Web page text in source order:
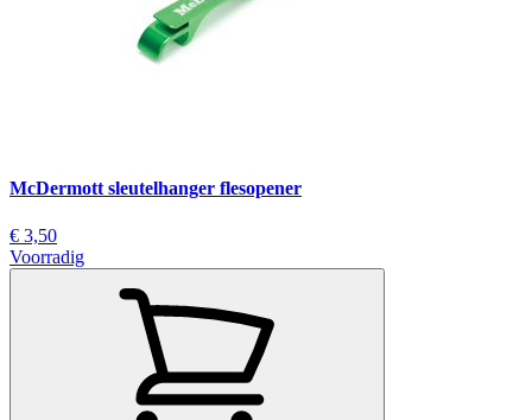
McDermott sleutelhanger flesopener
€ 3,50
Voorradig